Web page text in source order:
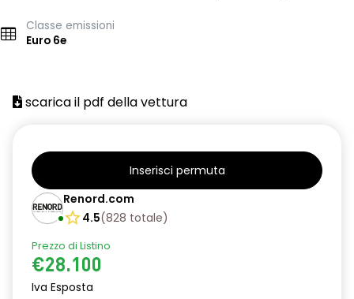
Classe emissioni
Euro 6e
scarica il pdf della vettura
Inserisci permuta
Renord.com
4.5(828 totale)
Prezzo di Listino
€28.100
Iva Esposta